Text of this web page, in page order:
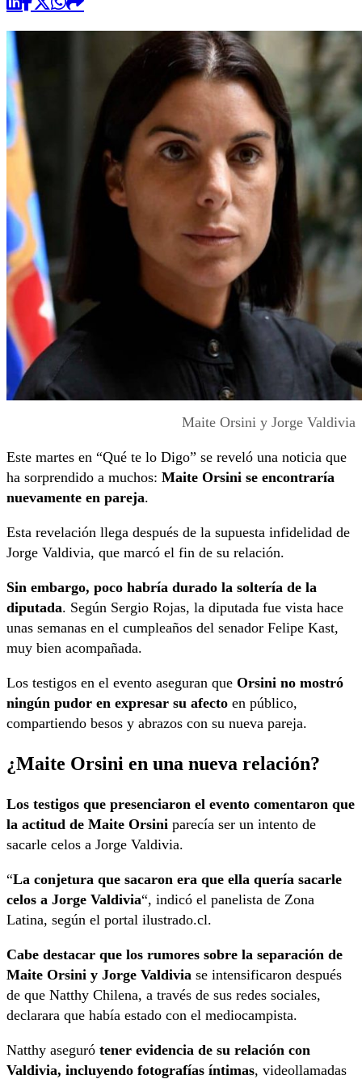
Maite Orsini y Jorge Valdivia
Este martes en “Qué te lo Digo” se reveló una noticia que
ha sorprendido a muchos: Maite Orsini se encontraría
nuevamente en pareja.
Esta revelación llega después de la supuesta infidelidad de
Jorge Valdivia, que marcó el fin de su relación.
Sin embargo, poco habría durado la soltería de la
diputada. Según Sergio Rojas, la diputada fue vista hace
unas semanas en el cumpleaños del senador Felipe Kast,
muy bien acompañada.
Los testigos en el evento aseguran que Orsini no mostró
ningún pudor en expresar su afecto en público,
compartiendo besos y abrazos con su nueva pareja.
¿Maite Orsini en una nueva relación?
Los testigos que presenciaron el evento comentaron que
la actitud de Maite Orsini parecía ser un intento de
sacarle celos a Jorge Valdivia.
“La conjetura que sacaron era que ella quería sacarle
celos a Jorge Valdivia“, indicó el panelista de Zona
Latina, según el portal ilustrado.cl.
Cabe destacar que los rumores sobre la separación de
Maite Orsini y Jorge Valdivia se intensificaron después
de que Natthy Chilena, a través de sus redes sociales,
declarara que había estado con el mediocampista.
Natthy aseguró tener evidencia de su relación con
Valdivia, incluyendo fotografías íntimas, videollamadas